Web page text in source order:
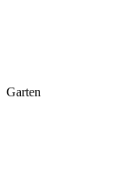
Garten